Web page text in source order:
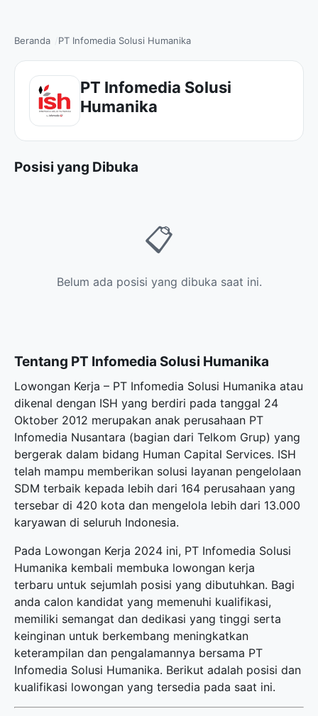
Beranda PT Infomedia Solusi Humanika
PT Infomedia Solusi
Humanika
Posisi yang Dibuka
📋
Belum ada posisi yang dibuka saat ini.
Tentang PT Infomedia Solusi Humanika
Lowongan Kerja – PT Infomedia Solusi Humanika atau
dikenal dengan ISH yang berdiri pada tanggal 24
Oktober 2012 merupakan anak perusahaan PT
Infomedia Nusantara (bagian dari Telkom Grup) yang
bergerak dalam bidang Human Capital Services. ISH
telah mampu memberikan solusi layanan pengelolaan
SDM terbaik kepada lebih dari 164 perusahaan yang
tersebar di 420 kota dan mengelola lebih dari 13.000
karyawan di seluruh Indonesia.
Pada Lowongan Kerja 2024 ini, PT Infomedia Solusi
Humanika kembali membuka lowongan kerja
terbaru untuk sejumlah posisi yang dibutuhkan. Bagi
anda calon kandidat yang memenuhi kualifikasi,
memiliki semangat dan dedikasi yang tinggi serta
keinginan untuk berkembang meningkatkan
keterampilan dan pengalamannya bersama PT
Infomedia Solusi Humanika. Berikut adalah posisi dan
kualifikasi lowongan yang tersedia pada saat ini.